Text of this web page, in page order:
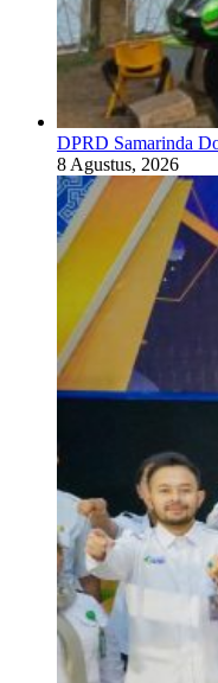
DPRD Samarinda
8 Agustus, 2026